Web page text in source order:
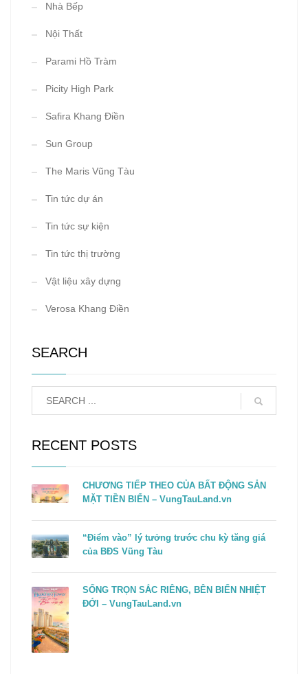
Nhà Bếp
Nội Thất
Parami Hồ Tràm
Picity High Park
Safira Khang Điền
Sun Group
The Maris Vũng Tàu
Tin tức dự án
Tin tức sự kiện
Tin tức thị trường
Vật liệu xây dựng
Verosa Khang Điền
SEARCH
RECENT POSTS
CHƯƠNG TIẾP THEO CỦA BẤT ĐỘNG SẢN
MẶT TIỀN BIỂN – VungTauLand.vn
“Điểm vào” lý tưởng trước chu kỳ tăng giá
của BĐS Vũng Tàu
SỐNG TRỌN SẮC RIÊNG, BÊN BIỂN NHIỆT
ĐỚI – VungTauLand.vn